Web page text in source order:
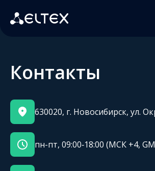
Контакты
630020, г. Новосибирск, ул.
пн-пт, 09:00‑18:00 (МСК +4,